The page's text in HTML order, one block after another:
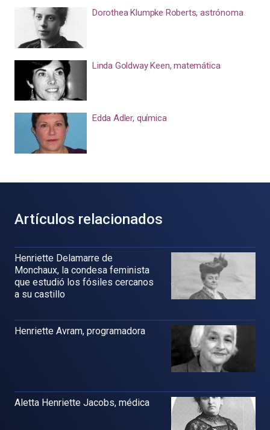
Dorothea Klumpke Roberts, astrónoma
Linda Goldway Keen, matemática
Edda Adler, química
Artículos relacionados
Henriette Delamarre de
Monchaux, la condesa feminista
que estudió los fósiles cercanos
a su castillo
Henriette Avram, programadora
Aletta Henriette Jacobs, médica